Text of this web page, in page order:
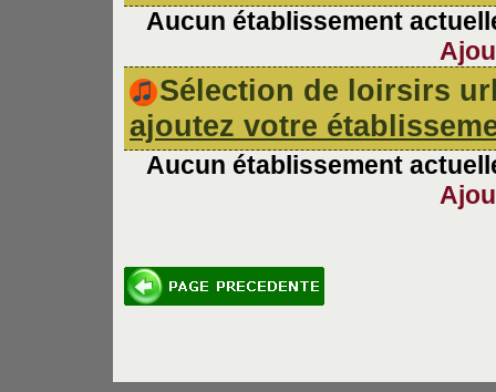
Aucun établissement
Sélection de loirsirs
ajoutez votre
Aucun établissement